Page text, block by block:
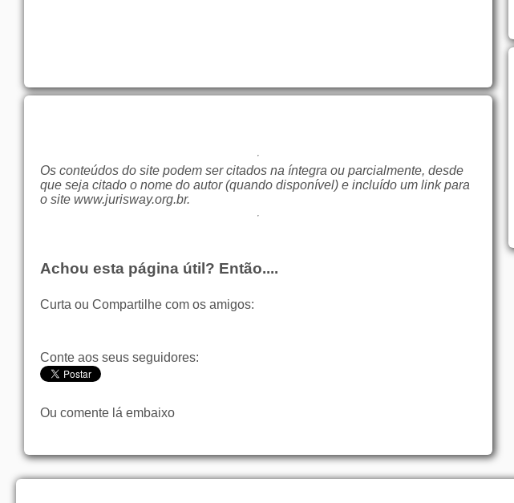
Os conteúdos do site podem ser citados na íntegra ou parcialmente, desde
que seja citado o nome do autor (quando disponível) e incluído um link para
o site www.jurisway.org.br.
Achou esta página útil? Então....
Curta ou Compartilhe com os amigos:
Conte aos seus seguidores:
Ou comente lá embaixo